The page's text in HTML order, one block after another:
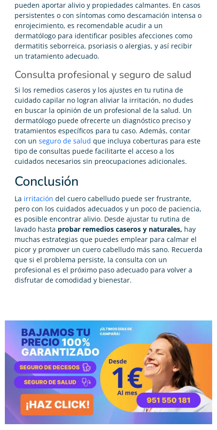
pueden aportar alivio y propiedades calmantes. En casos
persistentes o con síntomas como descamación intensa o
enrojecimiento, es recomendable acudir a un
dermatólogo para identificar posibles afecciones como
dermatitis seborreica, psoriasis o alergias, y así recibir
un tratamiento adecuado.
Consulta profesional y seguro de salud
Si los remedios caseros y los ajustes en tu rutina de
cuidado capilar no logran aliviar la irritación, no dudes
en buscar la opinión de un profesional de la salud. Un
dermatólogo puede ofrecerte un diagnóstico preciso y
tratamientos específicos para tu caso. Además, contar
con un seguro de salud que incluya coberturas para este
tipo de consultas puede facilitarte el acceso a los
cuidados necesarios sin preocupaciones adicionales.
Conclusión
La irritación del cuero cabelludo puede ser frustrante,
pero con los cuidados adecuados y un poco de paciencia,
es posible encontrar alivio. Desde ajustar tu rutina de
lavado hasta probar remedios caseros y naturales, hay
muchas estrategias que puedes emplear para calmar el
picor y promover un cuero cabelludo más sano. Recuerda
que si el problema persiste, la consulta con un
profesional es el próximo paso adecuado para volver a
disfrutar de comodidad y bienestar.